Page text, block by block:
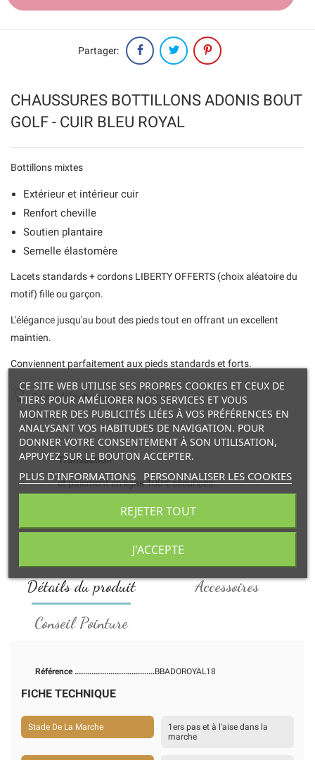
CHAUSSURES BOTTILLONS ADONIS BOUT
GOLF - CUIR BLEU ROYAL
Bottillons mixtes
Extérieur et intérieur cuir
Renfort cheville
Soutien plantaire
Semelle élastomère
Lacets standards + cordons LIBERTY OFFERTS (choix aléatoire du
motif) fille ou garçon.
L'élégance jusqu'au bout des pieds tout en offrant un excellent
maintien.
Conviennent parfaitement aux pieds standards et forts.
Ce modèle chausse normalement.
Transaction
et paiement en ligne 100% sécurisés.
à domicile ou retrait en point relais.
Partager:
Détails du produit Accessoires
Conseil Pointure
Référence BBADOROYAL18
FICHE TECHNIQUE
Stade De La Marche
1ers pas et à l'aise dans la
marche
CE SITE WEB UTILISE SES PROPRES COOKIES ET CEUX DE
TIERS POUR AMÉLIORER NOS SERVICES ET VOUS
MONTRER DES PUBLICITÉS LIÉES À VOS PRÉFÉRENCES EN
ANALYSANT VOS HABITUDES DE NAVIGATION. POUR
DONNER VOTRE CONSENTEMENT À SON UTILISATION,
APPUYEZ SUR LE BOUTON ACCEPTER.
PLUS D'INFORMATIONS PERSONNALISER LES COOKIES
REJETER TOUT
J'ACCEPTE